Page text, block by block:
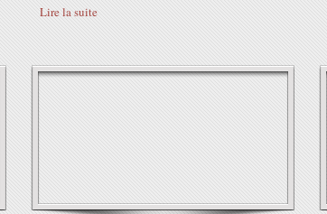
Lire la suite